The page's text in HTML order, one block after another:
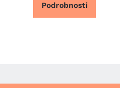
Podrobnosti